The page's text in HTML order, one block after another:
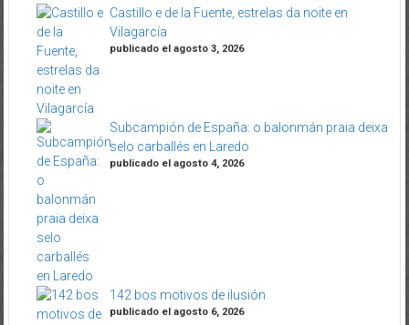
Castillo e de la Fuente, estrelas da noite en
Vilagarcía
publicado el agosto 3, 2026
Subcampión de España: o balonmán praia deixa
selo carballés en Laredo
publicado el agosto 4, 2026
142 bos motivos de ilusión
publicado el agosto 6, 2026